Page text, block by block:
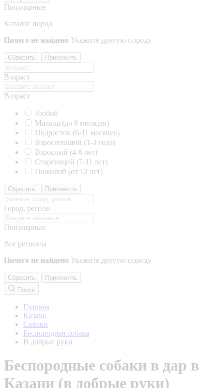
Популярные
Каталог пород
Ничего не найдено Укажите другую породу
Сбросить Применить
Возраст
Возраст
Любой
Малыш (до 6 месяцев)
Подросток (6-11 месяцев)
Взрослеющий (1-3 года)
Взрослый (4-6 лет)
Стареющий (7-11 лет)
Пожилой (от 12 лет)
Сбросить Применить
Город, регион
Популярные
Все регионы
Ничего не найдено Укажите другую породу
Сбросить
Применить
Поиск
Главная
Казань
Собаки
Беспородная собака
В добрые руки
Беспородные собаки в дар в
Казани (в добрые руки)